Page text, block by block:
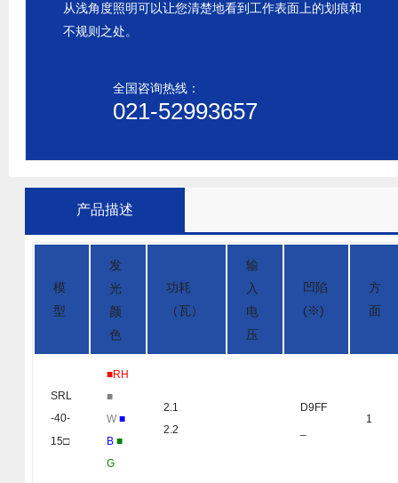
从浅角度照明可以让您清楚地看到工作表面上的划痕和
不规则之处。
全国咨询热线：
021-52993657
产品描述
模
型
发
光
颜
色
功耗
（瓦）
输
入
电
压
凹陷
(※)
方
面
SRL
-40-
15□
■RH
■
W■
B■
G
2.1
2.2
D9FF
1